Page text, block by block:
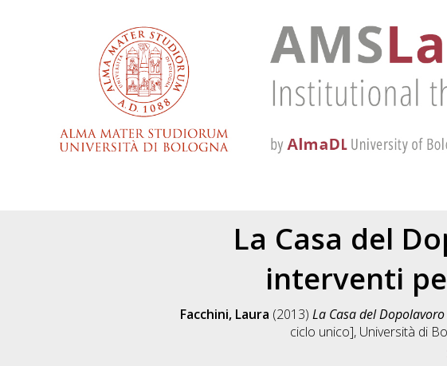
La Casa del
interventi
Facchini, Laura (2013) La Casa del
ciclo unico], Università di